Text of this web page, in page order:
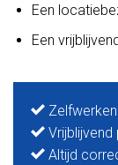
Een
Een
Altijd